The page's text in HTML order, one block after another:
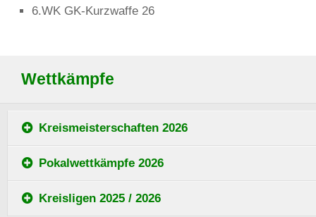
6.WK GK-Kurzwaffe 26
Wettkämpfe
Kreismeisterschaften 2026
Pokalwettkämpfe 2026
Kreisligen 2025 / 2026